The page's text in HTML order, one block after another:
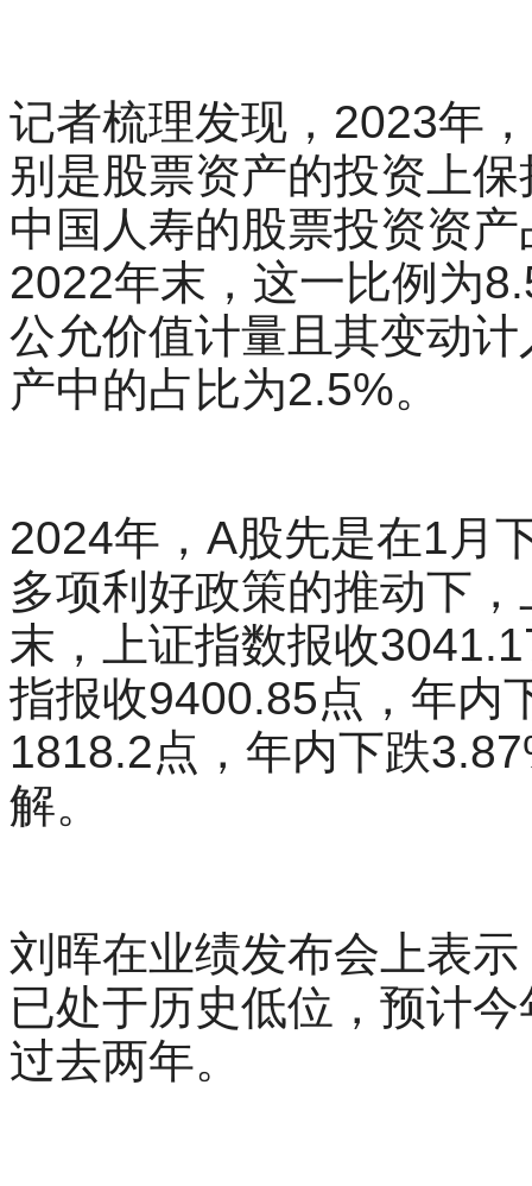
记者梳理发现，2023年
别是股票资产的投资上
中国人寿的股票投资资
2022年末，这一比例为
公允价值计量且其变动
产中的占比为2.5%。
2024年，A股先是在1月
多项利好政策的推动下
末，上证指数报收
指报收9400.85点，年内
1818.2点，年内下跌
解。
刘晖在业绩发布会上表
已处于历史低位，预计
过去两年。